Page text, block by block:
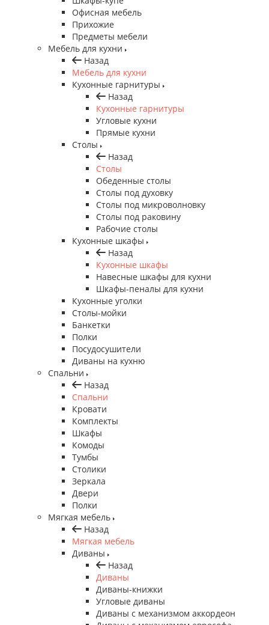
Офисная мебель
Прихожие
Предметы мебели
Мебель для кухни
Назад
Мебель для кухни
Кухонные гарнитуры
Назад
Кухонные гарнитуры
Угловые кухни
Прямые кухни
Столы
Назад
Столы
Обеденные столы
Столы под духовку
Столы под микроволновку
Столы под раковину
Рабочие столы
Кухонные шкафы
Назад
Кухонные шкафы
Навесные шкафы для кухни
Шкафы-пеналы для кухни
Кухонные уголки
Столы-мойки
Банкетки
Полки
Посудосушители
Диваны на кухню
Спальни
Назад
Спальни
Кровати
Комплекты
Шкафы
Комоды
Тумбы
Столики
Зеркала
Двери
Полки
Мягкая мебель
Назад
Мягкая мебель
Диваны
Назад
Диваны
Диваны-книжки
Угловые диваны
Диваны с механизмом аккордеон